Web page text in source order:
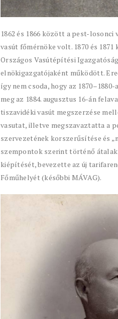
1862 és 1866 között a pest-
vasút főmérnöke volt. 1870 és
Országos Vasútépítési
elnökigazgatójaként működött.
így nem csoda, hogy az
meg az 1884. augusztus 16-án
tiszavidéki vasút megszerzése
vasutat, illetve megszavaztatta a
szervezetének korszerűsítése és
szempontok szerint történő
kiépítését, bevezette az új
Főműhelyét (későbbi MÁVAG).